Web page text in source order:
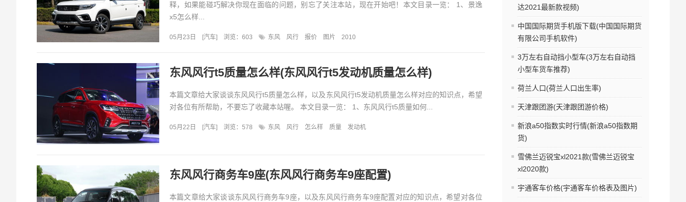
达2021最新款视频)
中国国际期货手机版下载(中国国际期货
有限公司手机软件)
3万左右自动挡小型车(3万左右自动挡
小型车货车推荐)
荷兰人口(荷兰人口出生率)
天津跟团游(天津跟团游价格)
新浪a50指数实时行情(新浪a50指数期
货)
雪佛兰迈锐宝xl2021款(雪佛兰迈锐宝
xl2020款)
宇通客车价格(宇通客车价格表及图片)
释，如果能碰巧解决你现在面临的问题，别忘了关注本站，现在开始吧！本文目录一览： 1、景逸
x5怎么样...
05月23日 [汽车] 浏览：603 东风 风行 报价 图片 2010
东风风行t5质量怎么样(东风风行t5发动机质量怎么样)
本篇文章给大家谈谈东风风行t5质量怎么样，以及东风风行t5发动机质量怎么样对应的知识点，希望
对各位有所帮助，不要忘了收藏本站喔。 本文目录一览： 1、东风风行t5质量如何...
05月22日 [汽车] 浏览：578 东风 风行 怎么样 质量 发动机
东风风行商务车9座(东风风行商务车9座配置)
本篇文章给大家谈谈东风风行商务车9座，以及东风风行商务车9座配置对应的知识点，希望对各位